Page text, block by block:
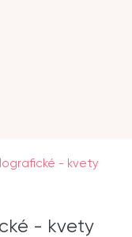
- kvety
- kvety